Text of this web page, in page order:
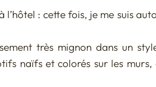
: cette fois, je me suis
très mignon dans un
naïfs et colorés sur les murs,